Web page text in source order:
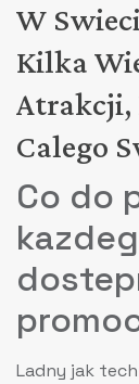
W
Kilka
Atrakcji,
Calego
Co do
Ladny jak